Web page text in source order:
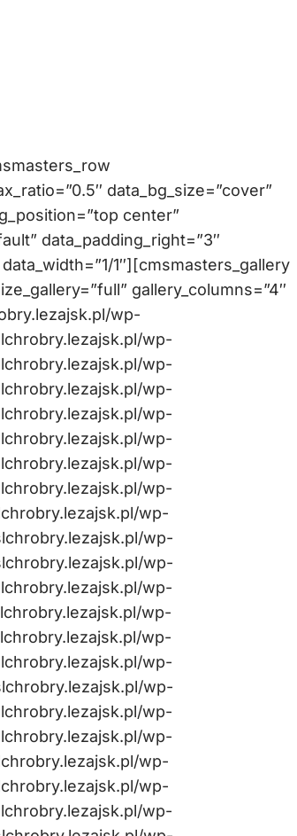
data_bg_size=”cover”
center”
data_padding_right=”3″
1″][cmsmasters_gallery
gallery_columns=”4″
wp-
wp-
wp-
wp-
wp-
wp-
wp-
wp-
wp-
wp-
wp-
wp-
wp-
wp-
wp-
wp-
wp-
wp-
wp-
wp-
wp-